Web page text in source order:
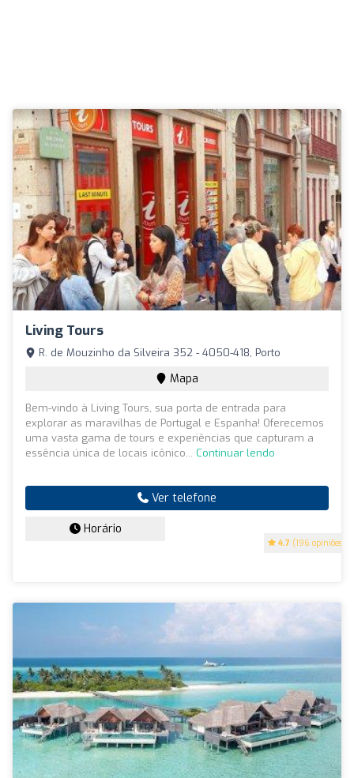
Living Tours
4.7 (196 opiniões)
R. de Mouzinho da Silveira 352 - 4050-418, Porto
Mapa
Bem-vindo à Living Tours, sua porta de entrada para
explorar as maravilhas de Portugal e Espanha! Oferecemos
uma vasta gama de tours e experiências que capturam a
essência única de locais icônico... Continuar lendo
Ver telefone
Horário